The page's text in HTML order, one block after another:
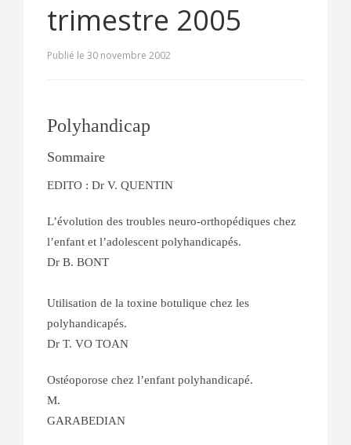
trimestre 2005
Publié le 30 novembre 2002
Polyhandicap
Sommaire
EDITO : Dr V. QUENTIN
L’évolution des troubles neuro-orthopédiques chez
l’enfant et l’adolescent polyhandicapés.
Dr B. BONT
Utilisation de la toxine botulique chez les
polyhandicapés.
Dr T. VO TOAN
Ostéoporose chez l’enfant polyhandicapé.
M.
GARABEDIAN